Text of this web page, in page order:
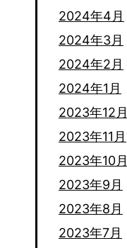
2024年4月
2024年3月
2024年2月
2024年1月
2023年12月
2023年11月
2023年10月
2023年9月
2023年8月
2023年7月